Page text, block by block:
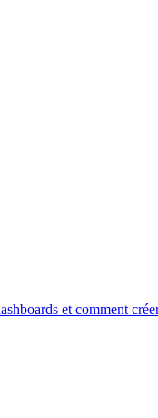
et comment